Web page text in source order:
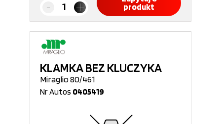
produkt
KLAMKA BEZ KLUCZYKA
Miraglio 80/461
Nr Autos 0405419